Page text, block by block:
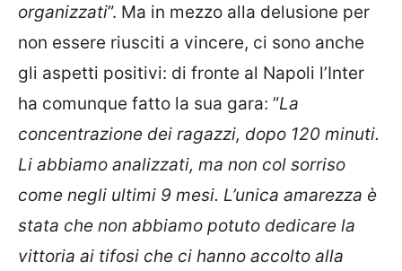
organizzati”. Ma in mezzo alla delusione per
non essere riusciti a vincere, ci sono anche
gli aspetti positivi: di fronte al Napoli l’Inter
ha comunque fatto la sua gara: ”La
concentrazione dei ragazzi, dopo 120 minuti.
Li abbiamo analizzati, ma non col sorriso
come negli ultimi 9 mesi. L’unica amarezza è
stata che non abbiamo potuto dedicare la
vittoria ai tifosi che ci hanno accolto alla